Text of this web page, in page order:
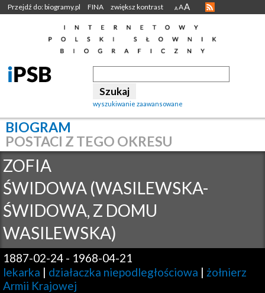
Przejdź do: biogramy.pl FINA zwiększ kontrast A AA
wyszukiwanie zaawansowane
BIOGRAM
POSTACI Z TEGO OKRESU
ZOFIA
ŚWIDOWA (WASILEWSKA-
ŚWIDOWA, Z DOMU
WASILEWSKA)
1887-02-24 - 1968-04-21
lekarka | działaczka niepodległościowa | żołnierz
Armii Krajowej